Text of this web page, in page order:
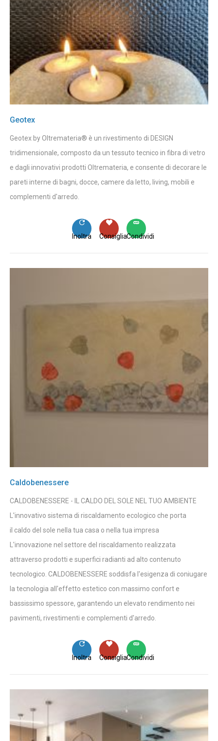
Geotex
Geotex by Oltremateria® è un rivestimento di DESIGN
tridimensionale, composto da un tessuto tecnico in fibra di vetro
e dagli innovativi prodotti Oltremateria, e consente di decorare le
pareti interne di bagni, docce, camere da letto, living, mobili e
complementi d'arredo.
Condividi
Consiglia
Inoltra
Caldobenessere
CALDOBENESSERE - IL CALDO DEL SOLE NEL TUO AMBIENTE
L'innovativo sistema di riscaldamento ecologico che porta
il caldo del sole nella tua casa o nella tua impresa
L'innovazione nel settore del riscaldamento realizzata
attraverso prodotti e superfici radianti ad alto contenuto
tecnologico. CALDOBENESSERE soddisfa l'esigenza di coniugare
la tecnologia all'effetto estetico con massimo confort e
bassissimo spessore, garantendo un elevato rendimento nei
pavimenti, rivestimenti e complementi d'arredo.
Condividi
Consiglia
Inoltra